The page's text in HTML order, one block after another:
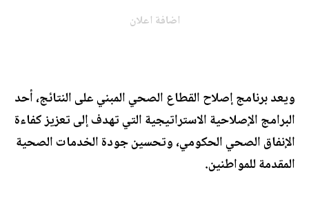
اضافة اعلان
ويعد برنامج إصلاح القطاع الصحي المبني على النتائج، أحد
البرامج الإصلاحية الاستراتيجية التي تهدف إلى تعزيز كفاءة
الإنفاق الصحي الحكومي، وتحسين جودة الخدمات الصحية
المقدمة للمواطنين.